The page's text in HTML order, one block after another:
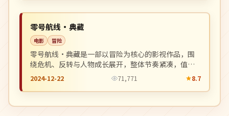
中国
零号航线·典藏
电影 冒险
零号航线·典藏是一部以冒险为核心的影视作品，围
绕危机、反转与人物成长展开，整体节奏紧凑，值得
推荐观看。
2024-12-22 71,771 8.7